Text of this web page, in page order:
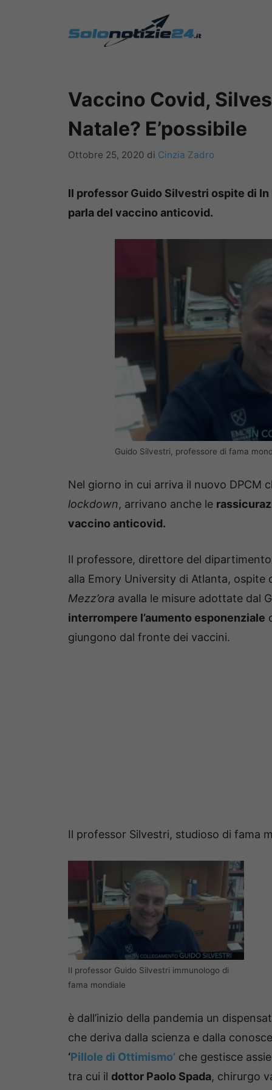
Vaccino Covid,
Natale? E’possibile
Ottobre 25, 2020 di Cinzia Zadro
Il professor Guido Silvestri ospite di In
parla del vaccino anticovid.
Guido Silvestri, professore di fama
Nel giorno in cui arriva il nuovo DPCM
lockdown, arrivano anche le
vaccino anticovid.
Il professore, direttore del
alla Emory University di Atlanta, ospite
Mezz’ora avalla le misure adottate dal
interrompere l’aumento esponenziale
giungono dal fronte dei vaccini.
Il professor Silvestri, studioso di fama
Il professor Guido Silvestri immunologo di
fama mondiale
è dall’inizio della pandemia un
che deriva dalla scienza e dalla
‘Pillole di Ottimismo’ che gestisce
tra cui il dottor Paolo Spada, chirurgo